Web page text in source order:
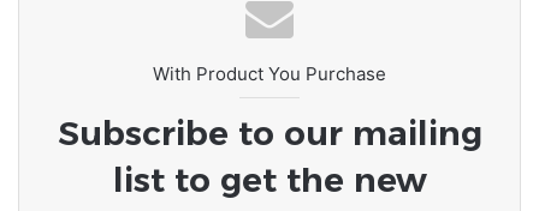
Élection présidentielle au Bénin :
Romuald Wadagni plébiscité dès le
With Product You Purchase
Subscribe to our mailing
list to get the new